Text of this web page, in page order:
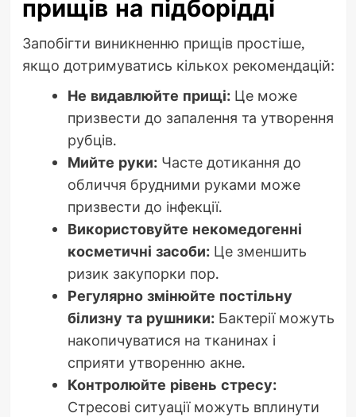
прищів на підборідді
Запобігти виникненню прищів простіше,
якщо дотримуватись кількох рекомендацій:
Не видавлюйте прищі:Це може
призвести до запалення та утворення
рубців.
Мийте руки:Часте дотикання до
обличчя брудними руками може
призвести до інфекції.
Використовуйте некомедогенні
косметичні засоби:Це зменшить
ризик закупорки пор.
Регулярно змінюйте постільну
білизну та рушники:Бактерії можуть
накопичуватися на тканинах і
сприяти утворенню акне.
Контролюйте рівень стресу:
Стресові ситуації можуть вплинути